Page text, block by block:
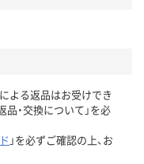
よる返品はお受けでき
品・交換について」を必
」を必ずご確認の上、お